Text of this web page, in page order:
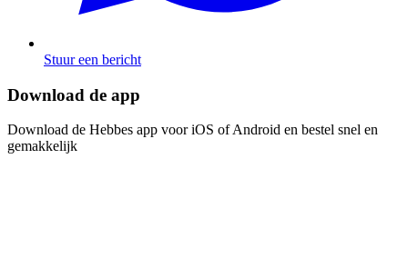
Stuur een bericht
Download de app​​​​‌ ‍ ​‍​‍‌‍ ‌ ​‍‌‍‍‌‌‍‌ ‌‍‍‌‌‍ ‍​‍​‍​ ‍‍​‍​‍‌ ​ ‌‍​‌‌‍ ‍‌‍‍‌‌ ‌​‌ ‍‌​‍ ‍‌‍‍‌‌‍ ​‍​‍​‍ ​​‍​‍‌‍‍​‌ ​‍‌‍‌‌‌‍‌‍​‍​‍​ ‍‍​‍​‍‌‍‍​‌ ‌​‌ ‌​‌ ​​​ ‍‍​‍ ​‍ ‌‍ ​‌‍ ‌‍​ ‌‍​‌‌‍ ​‌‍‍​‌‍ ‌ ​ ‌ ‌​​ ‍‍​ ​ ​ ​ ​ ​ ​ ​ ​‍ ‌‍‍‌‌‍ ‍‌ ‌​‌‍‌‌‌‍ ‍‌ ‌​​‍ ‌‍‌‌‌‍‌​‌‍‍‌‌ ‌​​‍ ‌‍ ‌‌‍ ‌‍‌​‌‍‌‌​ ‌‌ ​​‌ ​‍‌‍‌‌‌ ​ ‌‍‌‌‌‍ ‍‌ ‌​‌‍​‌‌ ‌​‌‍‍‌‌‍ ‌‍ ‍​ ‍ ‌‍‍‌‌‍‌​​ ‌‌‍‌ ‌‍ ​‌‍ ‌‍​‍‌‍​‌‌‍ ​​ ‍ ‌ ‌​‌ ‍‌‌ ​​‌‍‌‌​ ‌‌‍‌ ‌‍ ​‌‍ ‌‍​‍‌‍​‌‌‍ ​​ ‍ ‌ ​​‌‍​‌‌ ‌​‌‍‍​​ ‌‌‍‌‍‌‍ ‌‍ ‌ ‌​‌‍‌‌‌ ​‍​‍ ‍‌‍​‌‌ ​​‌ ​​‌​‌​‌‍ ‌ ‌ ‌‍ ‍‌‍ ​‌‍ ‌‍​‌‌‍‌​​‍ ‍‌ ‌​‌‍‍‌‌ ‌​‌‍ ​‌‍‌‌​ ‌‍​‍‌‍​‌‌ ​ ‌‍‌‌‌‌‌‌‌ ​‍‌‍ ​​ ‌‌‍‍​‌ ‌​‌ ‌​‌ ​​​‍‌‌​ ​ ‌​​‌​‍‌‌​ ​‍‌​‌‍​‍‌‌​ ​‍‌​‌‍‌‍ ​‌‍ ‌‍​ ‌‍​‌‌‍ ​‌‍‍​‌‍ ‌ ​ ‌ ‌​​‍‌‌​ ​ ‌​​‌​ ​ ​ ​ ​ ​ ​ ​ ​‍‌‍‌‍‍‌‌‍‌​​ ‌‌‍‌ ‌‍ ​‌‍ ‌‍​‍‌‍​‌‌‍ ​​‍‌‍‌ ‌​‌ ‍‌‌ ​​‌‍‌‌​ ‌‌‍‌ ‌‍ ​‌‍ ‌‍​‍‌‍​‌‌‍ ​​‍‌‍‌ ​​‌‍​‌‌ ‌​‌‍‍​​ ‌‌‍‌‍‌‍ ‌‍ ‌ ‌​‌‍‌‌‌ ​‍​‍ ‍‌‍​‌‌ ​​‌ ​​‌​‌​‌‍ ‌ ‌ ‌‍ ‍‌‍ ​‌‍ ‌‍​‌‌‍‌​​‍ ‍‌ ‌​‌‍‍‌‌ ‌​‌‍ ​‌‍‌‌​‍‌‍‌ ​​‌‍‌‌‌ ​‍‌ ​ ‌ ​​‌‍‌‌‌‍​ ‌ ‌​‌‍‍‌‌ ‌‍‌‍‌‌​ ‌‌ ​​‌ ‌‌‌‍​‍‌‍ ​‌‍‍‌‌ ​ ‌‍‍​‌‍‌‌‌‍‌​​‍​‍‌ ‌
Download de Hebbes app voor iOS of Android en bestel snel en
gemakkelijk​​​​‌ ‍ ​‍​‍‌‍ ‌ ​‍‌‍‍‌‌‍‌ ‌‍‍‌‌‍ ‍​‍​‍​ ‍‍​‍​‍‌ ​ ‌‍​‌‌‍ ‍‌‍‍‌‌ ‌​‌ ‍‌​‍ ‍‌‍‍‌‌‍ ​‍​‍​‍ ​​‍​‍‌‍‍​‌ ​‍‌‍‌‌‌‍‌‍​‍​‍​ ‍‍​‍​‍‌‍‍​‌ ‌​‌ ‌​‌ ​​​ ‍‍​‍ ​‍ ‌‍ ​‌‍ ‌‍​ ‌‍​‌‌‍ ​‌‍‍​‌‍ ‌ ​ ‌ ‌​​ ‍‍​ ​ ​ ​ ​ ​ ​ ​ ​‍ ‌‍‍‌‌‍ ‍‌ ‌​‌‍‌‌‌‍ ‍‌ ‌​​‍ ‌‍‌‌‌‍‌​‌‍‍‌‌ ‌​​‍ ‌‍ ‌‌‍ ‌‍‌​‌‍‌‌​ ‌‌ ​​‌ ​‍‌‍‌‌‌ ​ ‌‍‌‌‌‍ ‍‌ ‌​‌‍​‌‌ ‌​‌‍‍‌‌‍ ‌‍ ‍​ ‍ ‌‍‍‌‌‍‌​​ ‌‌‍‌ ‌‍ ​‌‍ ‌‍​‍‌‍​‌‌‍ ​​ ‍ ‌ ‌​‌ ‍‌‌ ​​‌‍‌‌​ ‌‌‍‌ ‌‍ ​‌‍ ‌‍​‍‌‍​‌‌‍ ​​ ‍ ‌ ​​‌‍​‌‌ ‌​‌‍‍​​ ‌‌‍‌‍‌‍ ‌‍ ‌ ‌​‌‍‌‌‌ ​‍​‍ ‍‌‍​‌‌ ​​‌ ​​‌​‌​‌‍ ‌ ‌ ‌‍ ‍‌‍ ​‌‍ ‌‍​‌‌‍‌​​‍ ‍‌‍‌​‌‍‌‌‌ ​ ‌‍​ ‌ ​‍‌‍‍‌‌ ​​‌ ‌​‌‍‍‌‌‍ ‌‍ ‍​ ‌‍​‍‌‍​‌‌ ​ ‌‍‌‌‌‌‌‌‌ ​‍‌‍ ​​ ‌‌‍‍​‌ ‌​‌ ‌​‌ ​​​‍‌‌​ ​ ‌​​‌​‍‌‌​ ​‍‌​‌‍​‍‌‌​ ​‍‌​‌‍‌‍ ​‌‍ ‌‍​ ‌‍​‌‌‍ ​‌‍‍​‌‍ ‌ ​ ‌ ‌​​‍‌‌​ ​ ‌​​‌​ ​ ​ ​ ​ ​ ​ ​ ​‍‌‍‌‍‍‌‌‍‌​​ ‌‌‍‌ ‌‍ ​‌‍ ‌‍​‍‌‍​‌‌‍ ​​‍‌‍‌ ‌​‌ ‍‌‌ ​​‌‍‌‌​ ‌‌‍‌ ‌‍ ​‌‍ ‌‍​‍‌‍​‌‌‍ ​​‍‌‍‌ ​​‌‍​‌‌ ‌​‌‍‍​​ ‌‌‍‌‍‌‍ ‌‍ ‌ ‌​‌‍‌‌‌ ​‍​‍ ‍‌‍​‌‌ ​​‌ ​​‌​‌​‌‍ ‌ ‌ ‌‍ ‍‌‍ ​‌‍ ‌‍​‌‌‍‌​​‍ ‍‌‍‌​‌‍‌‌‌ ​ ‌‍​ ‌ ​‍‌‍‍‌‌ ​​‌ ‌​‌‍‍‌‌‍ ‌‍ ‍​‍‌‍‌ ​​‌‍‌‌‌ ​‍‌ ​ ‌ ​​‌‍‌‌‌‍​ ‌ ‌​‌‍‍‌‌ ‌‍‌‍‌‌​ ‌‌ ​​‌ ‌‌‌‍​‍‌‍ ​‌‍‍‌‌ ​ ‌‍‍​‌‍‌‌‌‍‌​​‍​‍‌ ‌